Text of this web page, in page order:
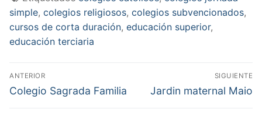
simple, colegios religiosos, colegios subvencionados,
cursos de corta duración, educación superior,
educación terciaria
Navegación
de
ANTERIOR
Entrada
Colegio Sagrada Familia
SIGUIENTE
Entrada
Jardin maternal Maio